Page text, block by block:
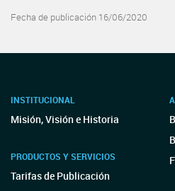
Fecha de publicación 16/06/2020
INSTITUCIONAL
Misión, Visión e Historia
PRODUCTOS Y SERVICIOS
Tarifas de Publicación